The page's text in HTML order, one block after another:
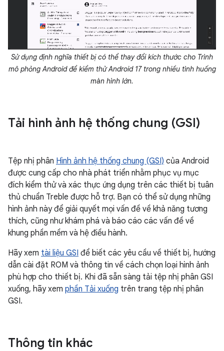
Sử dụng định nghĩa thiết bị có thể thay đổi kích thước cho Trình
mô phỏng Android để kiểm thử Android 17 trong nhiều tình huống
màn hình lớn.
Tải hình ảnh hệ thống chung (GSI)
Tệp nhị phân Hình ảnh hệ thống chung (GSI) của Android
được cung cấp cho nhà phát triển nhằm phục vụ mục
đích kiểm thử và xác thực ứng dụng trên các thiết bị tuân
thủ chuẩn Treble được hỗ trợ. Bạn có thể sử dụng những
hình ảnh này để giải quyết mọi vấn đề về khả năng tương
thích, cũng như khám phá và báo cáo các vấn đề về
khung phần mềm và hệ điều hành.
Hãy xem tài liệu GSI để biết các yêu cầu về thiết bị, hướng
dẫn cài đặt ROM và thông tin về cách chọn loại hình ảnh
phù hợp cho thiết bị. Khi đã sẵn sàng tải tệp nhị phân GSI
xuống, hãy xem phần Tải xuống trên trang tệp nhị phân
GSI.
Thông tin khác